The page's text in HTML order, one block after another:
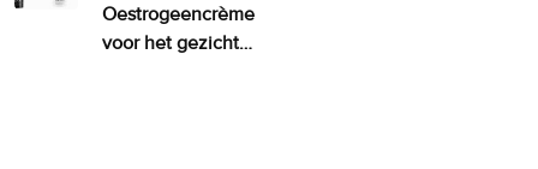
Oestrogeencrème
voor het gezicht: